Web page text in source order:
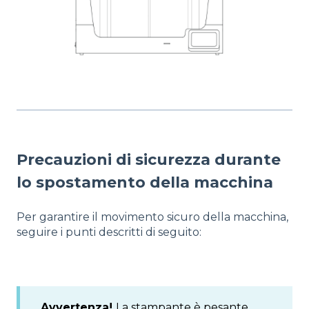
Precauzioni di sicurezza durante
lo spostamento della macchina
Per garantire il movimento sicuro della macchina,
seguire i punti descritti di seguito: